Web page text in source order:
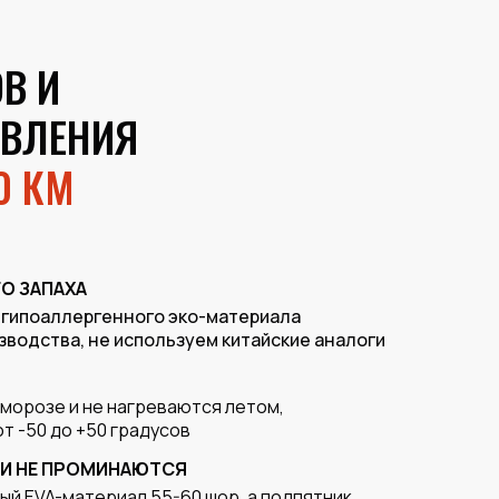
И
КМ
ЗАПАХА
эко-материала
не используем китайские аналоги
и не нагреваются летом,
-50 до +50 градусов
НЕ ПРОМИНАЮТСЯ